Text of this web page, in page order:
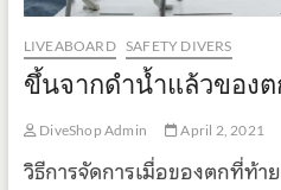
LIVEABOARD SAFETY DIVERS
ขึ้นจากดำน้ำแล้วของต
DiveShop Admin April 2, 2021
วิธีการจัดการเมื่อของตกที่ท้